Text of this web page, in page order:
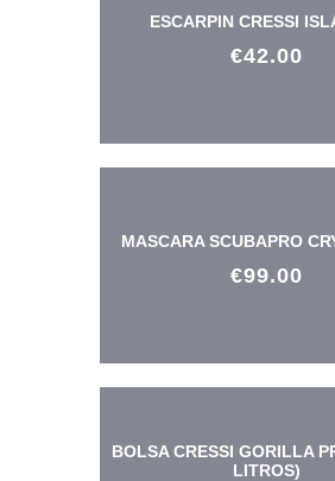
ESCARPIN CRESSI
€42.00
MASCARA SCUBAPRO
€99.00
BOLSA CRESSI GORILLA
LITROS)